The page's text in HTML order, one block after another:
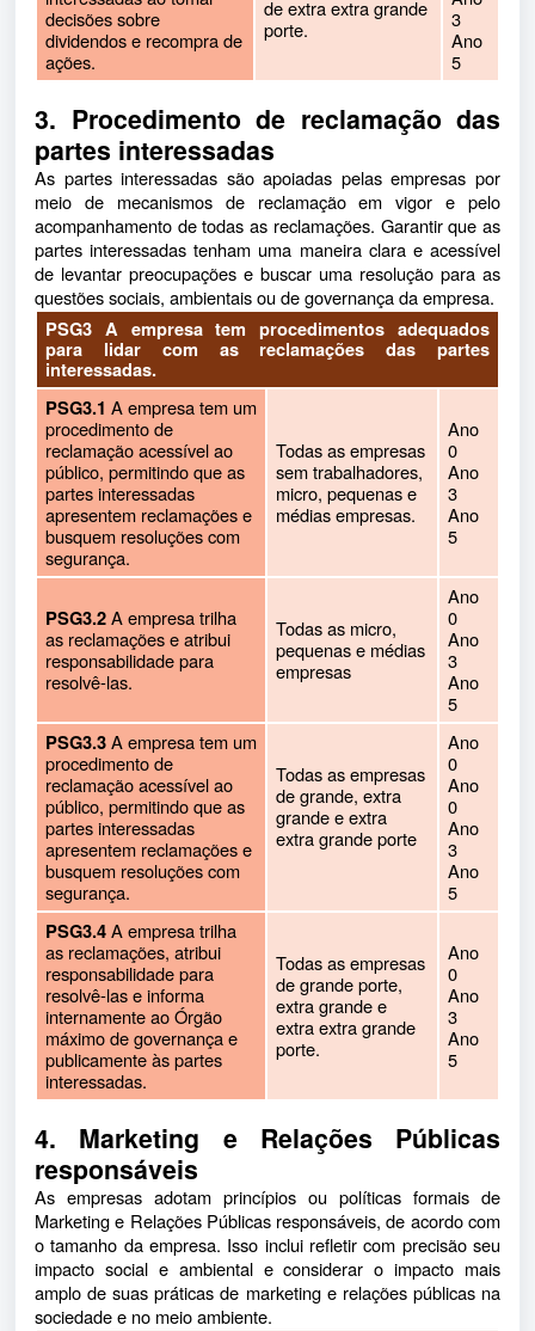
decisões sobre
dividendos e recompra de
ações.
de extra extra grande
porte.
3
Ano
5
3. Procedimento de reclamação das
partes interessadas
As partes interessadas são apoiadas pelas empresas por
meio de mecanismos de reclamação em vigor e pelo
acompanhamento de todas as reclamações. Garantir que as
partes interessadas tenham uma maneira clara e acessível
de levantar preocupações e buscar uma resolução para as
questões sociais, ambientais ou de governança da empresa.
PSG3 A empresa tem procedimentos adequados
para lidar com as reclamações das partes
interessadas.
PSG3.1 A empresa tem um
procedimento de
reclamação acessível ao
público, permitindo que as
partes interessadas
apresentem reclamações e
busquem resoluções com
segurança.
Todas as empresas
sem trabalhadores,
micro, pequenas e
médias empresas.
Ano
0
Ano
3
Ano
5
PSG3.2A empresa trilha
as reclamações e atribui
responsabilidade para
resolvê-las.
Todas as micro,
pequenas e médias
empresas
Ano
0
Ano
3
Ano
5
PSG3.3A empresa tem um
procedimento de
reclamação acessível ao
público, permitindo que as
partes interessadas
apresentem reclamações e
busquem resoluções com
segurança.
Todas as empresas
de grande, extra
grande e extra
extra grande porte
Ano
0
Ano
0
Ano
3
Ano
5
PSG3.4A empresa trilha
as reclamações, atribui
responsabilidade para
resolvê-las e informa
internamente ao Órgão
máximo de governança e
publicamente às partes
interessadas.
Todas as empresas
de grande porte,
extra grande e
extra extra grande
porte.
Ano
0
Ano
3
Ano
5
4. Marketing e Relações Públicas
responsáveis
As empresas adotam princípios ou políticas formais de
Marketing e Relações Públicas responsáveis, de acordo com
o tamanho da empresa. Isso inclui refletir com precisão seu
impacto social e ambiental e considerar o impacto mais
amplo de suas práticas de marketing e relações públicas na
sociedade e no meio ambiente.